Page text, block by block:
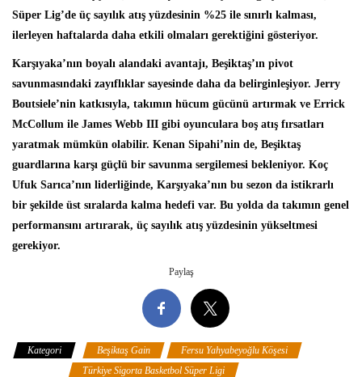
Süper Lig’de üç sayılık atış yüzdesinin %25 ile sınırlı kalması,
ilerleyen haftalarda daha etkili olmaları gerektiğini gösteriyor.
Karşıyaka’nın boyalı alandaki avantajı, Beşiktaş’ın pivot
savunmasındaki zayıflıklar sayesinde daha da belirginleşiyor. Jerry
Boutsiele’nin katkısıyla, takımın hücum gücünü artırmak ve Errick
McCollum ile James Webb III gibi oyunculara boş atış fırsatları
yaratmak mümkün olabilir. Kenan Sipahi’nin de, Beşiktaş
guardlarına karşı güçlü bir savunma sergilemesi bekleniyor. Koç
Ufuk Sarıca’nın liderliğinde, Karşıyaka’nın bu sezon da istikrarlı
bir şekilde üst sıralarda kalma hedefi var. Bu yolda da takımın genel
performansını artırarak, üç sayılık atış yüzdesinin yükseltmesi
gerekiyor.
Paylaş
Kategori Beşiktaş Gain
Fersu Yahyabeyoğlu Köşesi
Türkiye Sigorta Basketbol Süper Ligi